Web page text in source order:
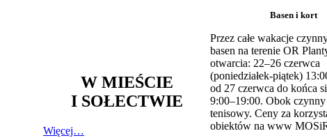
W MIEŚCIE
I SOŁECTWIE
Więcej…
Basen i kort
Przez całe wakacje
basen na terenie OR
otwarcia: 22–26 czerwca
(poniedziałek-piątek)
od 27 czerwca do końca
9:00–19:00. Obok
tenisowy. Ceny za
obiektów na www